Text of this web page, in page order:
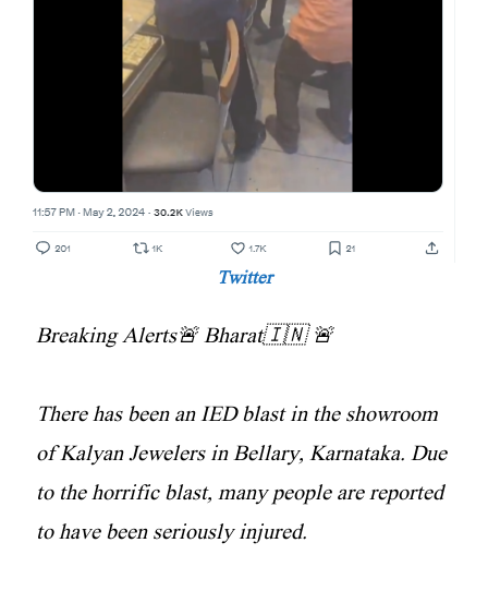
Twitter
Breaking Alerts🚨 Bharat🇮🇳 🚨
There has been an IED blast in the showroom
of Kalyan Jewelers in Bellary, Karnataka. Due
to the horrific blast, many people are reported
to have been seriously injured.